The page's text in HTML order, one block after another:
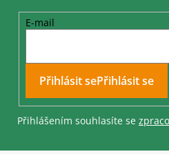
E-mail
Přihlásit se
Přihlášením souhlasíte se